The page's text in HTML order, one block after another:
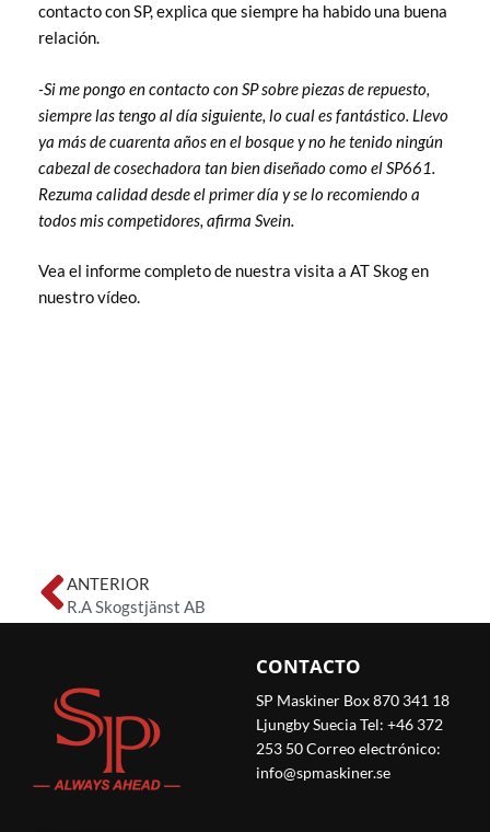
contacto con SP, explica que siempre ha habido una buena
relación.
-Si me pongo en contacto con SP sobre piezas de repuesto,
siempre las tengo al día siguiente, lo cual es fantástico. Llevo
ya más de cuarenta años en el bosque y no he tenido ningún
cabezal de cosechadora tan bien diseñado como el SP661.
Rezuma calidad desde el primer día y se lo recomiendo a
todos mis competidores, afirma Svein.
Vea el informe completo de nuestra visita a AT Skog en
nuestro vídeo.
Ant
ANTERIOR
R.A Skogstjänst AB
CONTACTO
SP Maskiner Box 870 341 18
Ljungby Suecia Tel: +46 372
253 50 Correo electrónico:
info@spmaskiner.se